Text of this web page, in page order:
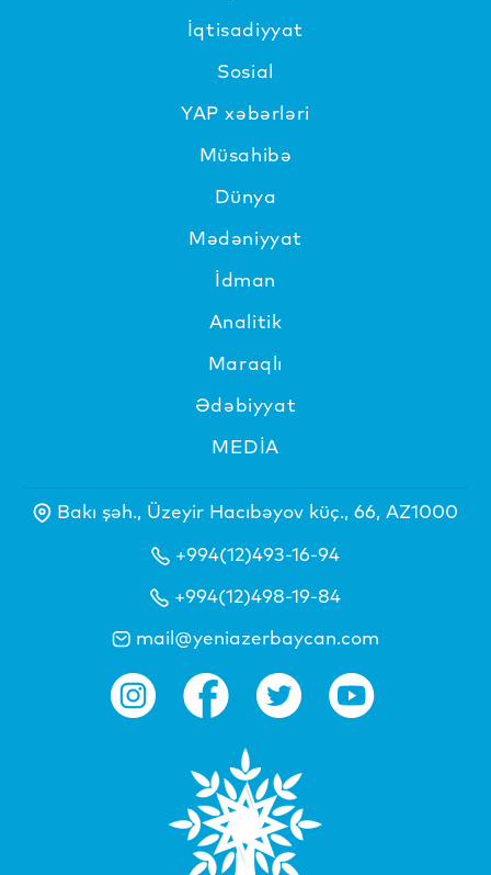
İqtisadiyyat
Sosial
YAP xəbərləri
Müsahibə
Dünya
Mədəniyyat
İdman
Analitik
Maraqlı
Ədəbiyyat
MEDİA
Bakı şəh., Üzeyir Hacıbəyov küç., 66, AZ1000
+994(12)493-16-94
+994(12)498-19-84
mail@yeniazerbaycan.com